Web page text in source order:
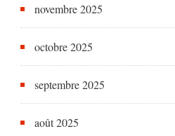
novembre 2025
octobre 2025
septembre 2025
août 2025